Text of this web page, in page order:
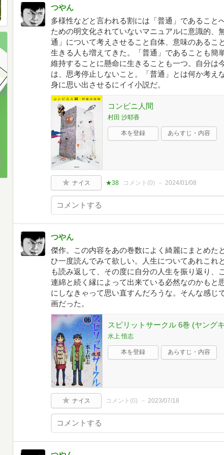
つやん
多様性などと言われる割には「普通」であること
ための明文化されていないマニュアルに意識的、
通」について考えさせること自体、意味のあるこ
生きる人も増えてきた。「普通」であることも簡
維持することに懸命に生きることも一つ。自分は
は、思考停止しないこと。「普通」とは何か考え
身に思い出させるにイイ小説だ。
コンビニ人間
村田 沙耶香
本を登録 あらすじ・内容
ナイス ★38 コメント(0) 2024/01/08
つやん
傑作。この内容をあの巻数によく綺麗にまとめた
ひ一度読んでみて欲しい。人生についてあれこれ
も読み返して、その度に自分の人生を振り返り、
連綿と続く縁によって出来ている必然なのかもと
にしなきゃって思い直すんだろうな。そんな感じ
画だった。
スピリットサークル 6巻 (ヤング
水上 悟志
本を登録 あらすじ・内容
ナイス コメント(0) 2023/07/18